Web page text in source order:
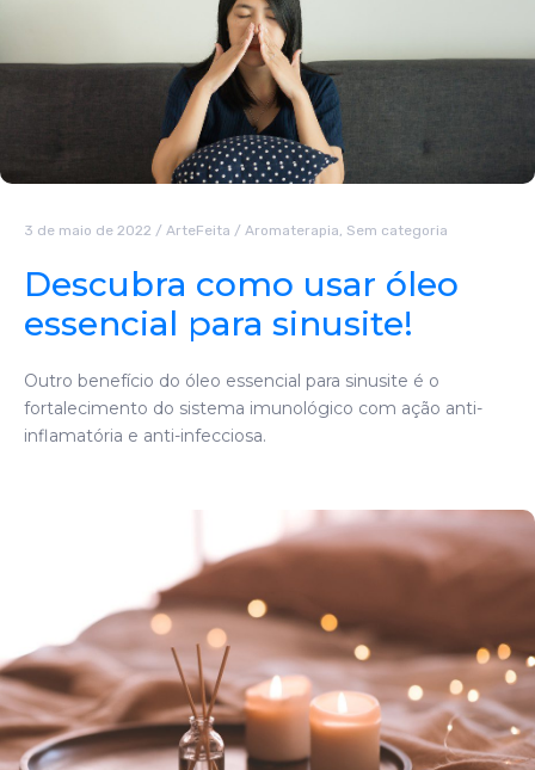
3 de maio de 2022 / ArteFeita / Aromaterapia, Sem categoria
Descubra como usar óleo
essencial para sinusite!
Outro benefício do óleo essencial para sinusite é o
fortalecimento do sistema imunológico com ação anti-
inflamatória e anti-infecciosa.